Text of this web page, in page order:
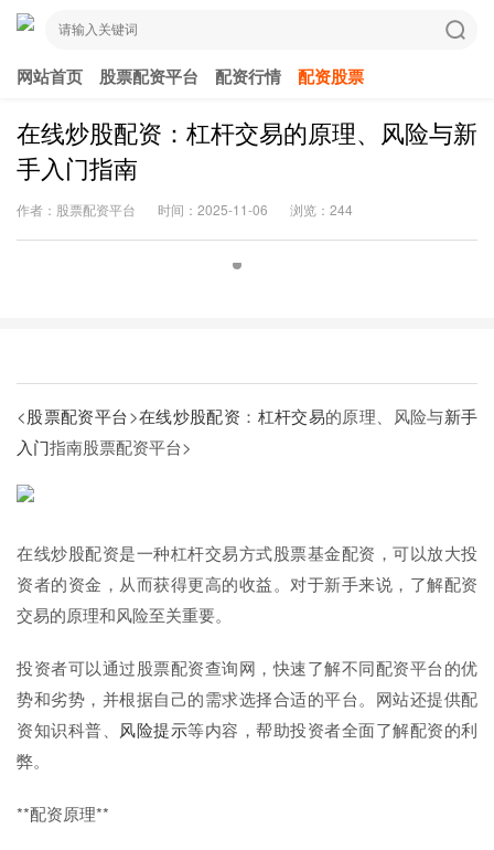
网站首页 股票配资平台 配资行情 配资股票
在线炒股配资：杠杆交易的原理、风险与新
手入门指南
作者：股票配资平台 时间：2025-11-06 浏览：244
<股票配资平台>在线炒股配资 ： 杠杆交易的原理、风险与新手
入门指南股票配资平台>
在线炒股配资是一种杠杆交易方式股票基金配资，可以放大投
资者的资金，从而获得更高的收益。对于新手来说，了解配资
交易的原理和风险至关重要。
投资者可以通过股票配资查询网，快速了解不同配资平台的优
势和劣势，并根据自己的需求选择合适的平台。网站还提供配
资知识科普、 风险提示等内容，帮助投资者全面了解配资的利
弊。
**配资原理**